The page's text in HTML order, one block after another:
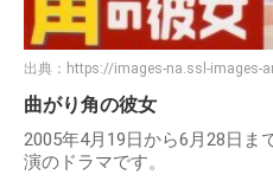
出典： https://images-na.ssl-images-
曲がり角の彼女
2005年4月19日から6月28日ま
演のドラマです。